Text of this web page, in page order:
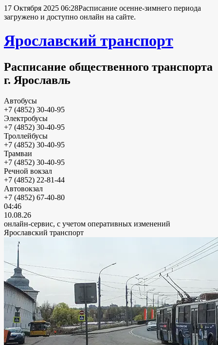
17 Октября 2025 06:28Расписание осенне-зимнего периода
загружено и доступно онлайн на сайте.
Ярославский транспорт
Расписание общественного транспорта
г. Ярославль
Автобусы
+7 (4852) 30-40-95
Электробусы
+7 (4852) 30-40-95
Троллейбусы
+7 (4852) 30-40-95
Трамваи
+7 (4852) 30-40-95
Речной вокзал
+7 (4852) 22-81-44
Автовокзал
+7 (4852) 67-40-80
04:46
10.08.26
онлайн-сервис, с учетом оперативных изменений
Ярославский транспорт